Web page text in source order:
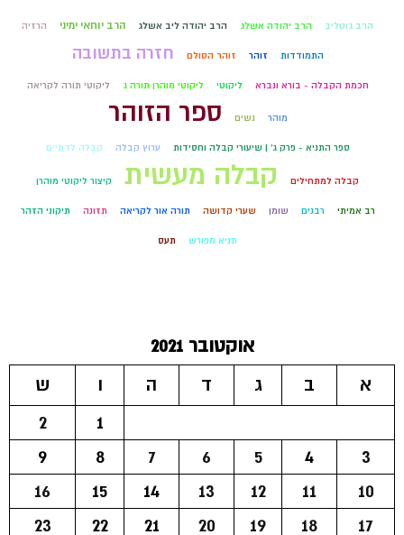
הרב גוטליב הרב יהודה אשלג הרב יהודה ליב אשלג הרב יוחאי ימיני הרזיה
התמודדות זוהר זוהר הסולם חזרה בתשובה
חכמת הקבלה - בורא ונברא ליקוטי ליקוטי מוהרן תורה ג ליקוטי תורה לקריאה
מוהר נשים ספר הזוהר
ספר התניא - פרק ג' | שיעורי קבלה וחסידות ערוץ קבלה קבלה לדתיים
קבלה למתחילים קבלה מעשית קיצור ליקוטי מוהרן
רב אמיתי רבנים שומן שערי קדושה תורה אור לקריאה תזונה תיקוני הזהר
תניא מפורש תעס
אוקטובר 2021
א
ב ג ד ה ו
ש
1
2
3
4
5
6
7
8
9
10
11
12
13
14
15
16
17
18
19
20
21
22
23